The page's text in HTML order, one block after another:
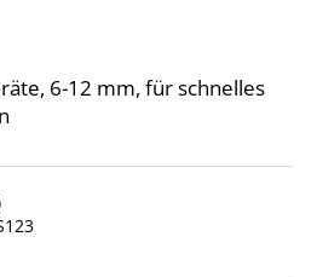
6-12 mm, für schnelles